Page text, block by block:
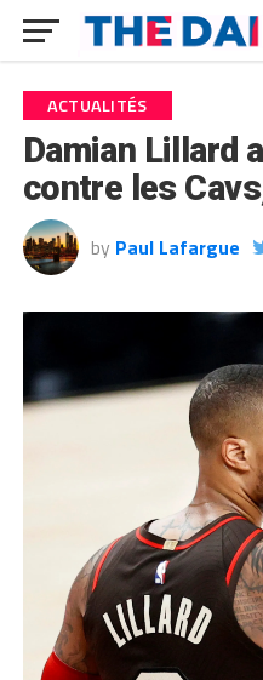
ACTUALITÉS
Damian Lillard
contre les
by Paul Lafargue